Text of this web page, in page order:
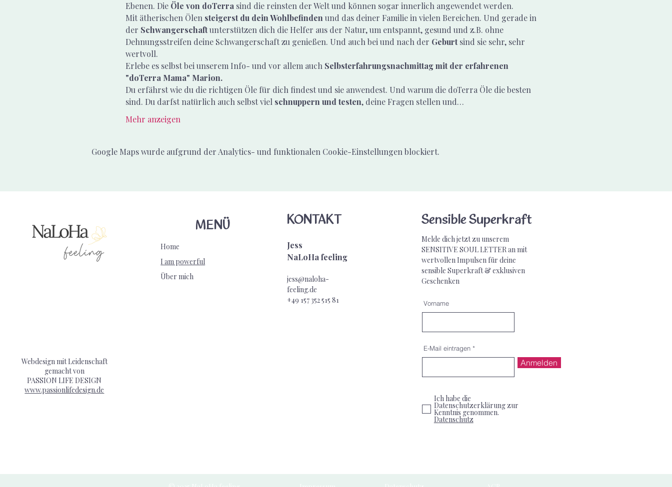
Ebenen. Die Öle von doTerra sind die reinsten der Welt und können sogar innerlich angewendet werden.
Mit ätherischen Ölen steigerst du dein Wohlbefinden und das deiner Familie in vielen Bereichen. Und gerade in
der Schwangerschaft unterstützen dich die Helfer aus der Natur, um entspannt, gesund und z.B. ohne
Dehnungsstreifen deine Schwangerschaft zu genießen. Und auch bei und nach der Geburt sind sie sehr, sehr
wertvoll.
Erlebe es selbst bei unserem Info- und vor allem auch Selbsterfahrungsnachmittag mit der erfahrenen
"doTerra Mama" Marion.
Du erfährst wie du die richtigen Öle für dich findest und sie anwendest. Und warum die doTerra Öle die besten
sind. Du darfst natürlich auch selbst viel schnuppern und testen, deine Fragen stellen und…
Mehr anzeigen
Google Maps wurde aufgrund der Analytics- und funktionalen Cookie-Einstellungen blockiert.
Webdesign mit Leidenschaft
gemacht von
PASSION LIFE DESIGN
www.passionlifedesign.de
MENÜ
Home
I am powerful
Über mich
KONTAKT
Jess
NaLoHa feeling
jess@naloha-
feeling.de
+49 157 352 515 81
Sensible Superkraft
Melde dich jetzt zu unserem
SENSITIVE SOUL LETTER an mit
wertvollen Impulsen für deine
sensible Superkraft & exklusiven
Geschenken
Vorname
E-Mail eintragen
Anmelden
Ich habe die
Datenschutzerklärung zur
Kenntnis genommen.
Datenschutz